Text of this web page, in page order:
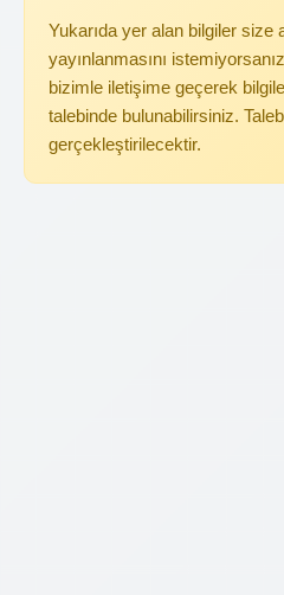
Yukarıda yer alan bilgiler
yayınlanmasını
bizimle iletişime geçerek
talebinde bulunabilirsiniz.
gerçekleştirilecektir.